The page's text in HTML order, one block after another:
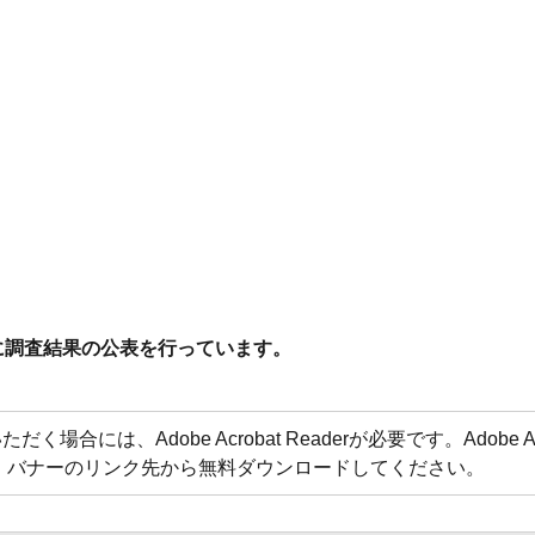
査結果の公表を行っています。
だく場合には、Adobe Acrobat Readerが必要です。Adobe
ナーのリンク先から無料ダウンロードしてください。